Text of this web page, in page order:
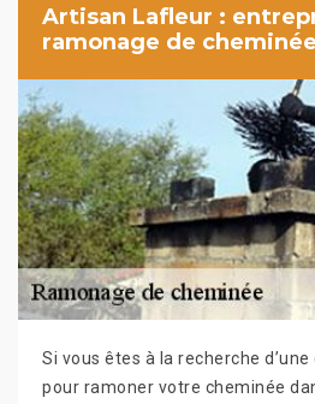
Artisan Lafleur :
ramonage de cheminée
Si vous êtes à la recherche
pour ramoner votre cheminée